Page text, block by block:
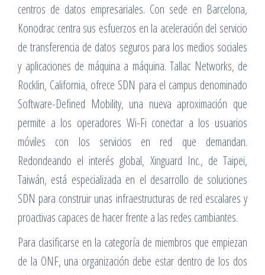
centros de datos empresariales. Con sede en Barcelona,
Konodrac centra sus esfuerzos en la aceleración del servicio
de transferencia de datos seguros para los medios sociales
y aplicaciones de máquina a máquina. Tallac Networks, de
Rocklin, California, ofrece SDN para el campus denominado
Software-Defined Mobility, una nueva aproximación que
permite a los operadores Wi-Fi conectar a los usuarios
móviles con los servicios en red que demandan.
Redondeando el interés global, Xinguard Inc., de Taipei,
Taiwán, está especializada en el desarrollo de soluciones
SDN para construir unas infraestructuras de red escalares y
proactivas capaces de hacer frente a las redes cambiantes.
Para clasificarse en la categoría de miembros que empiezan
de la ONF, una organización debe estar dentro de los dos